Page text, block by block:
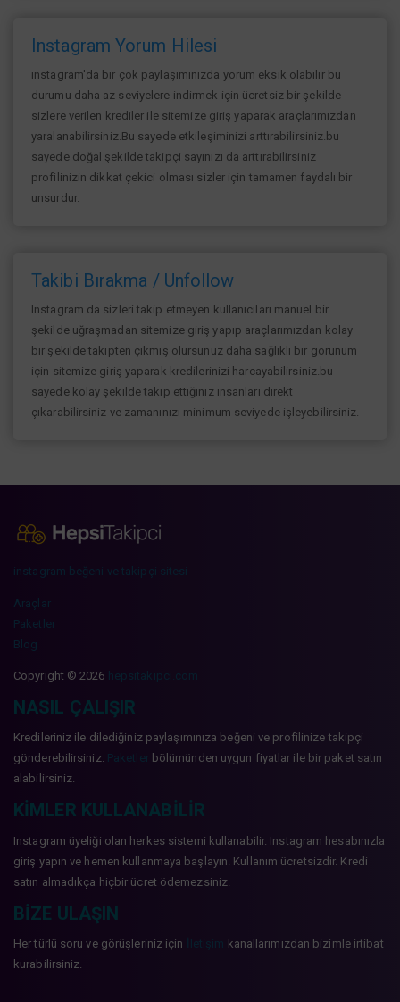
Instagram Yorum Hilesi
instagram'da bir çok paylaşımınızda yorum eksik olabilir bu
durumu daha az seviyelere indirmek için ücretsiz bir şekilde
sizlere verilen krediler ile sitemize giriş yaparak araçlarımızdan
yaralanabilirsiniz.Bu sayede etkileşiminizi arttırabilirsiniz.bu
sayede doğal şekilde takipçi sayınızı da arttırabilirsiniz
profilinizin dikkat çekici olması sizler için tamamen faydalı bir
unsurdur.
Takibi Bırakma / Unfollow
Instagram da sizleri takip etmeyen kullanıcıları manuel bir
şekilde uğraşmadan sitemize giriş yapıp araçlarımızdan kolay
bir şekilde takipten çıkmış olursunuz daha sağlıklı bir görünüm
için sitemize giriş yaparak kredilerinizi harcayabilirsiniz.bu
sayede kolay şekilde takip ettiğiniz insanları direkt
çıkarabilirsiniz ve zamanınızı minimum seviyede işleyebilirsiniz.
instagram beğeni ve takipçi sitesi
Araçlar
Paketler
Blog
Copyright © 2026 hepsitakipci.com
NASIL ÇALIŞIR
Kredileriniz ile dilediğiniz paylaşımınıza beğeni ve profilinize takipçi
gönderebilirsiniz. Paketler bölümünden uygun fiyatlar ile bir paket satın
alabilirsiniz.
KIMLER KULLANABILIR
Instagram üyeliği olan herkes sistemi kullanabilir. Instagram hesabınızla
giriş yapın ve hemen kullanmaya başlayın. Kullanım ücretsizdir. Kredi
satın almadıkça hiçbir ücret ödemezsiniz.
BIZE ULAŞIN
Her türlü soru ve görüşleriniz için
kanallarımızdan bizimle irtibat
kurabilirsiniz.